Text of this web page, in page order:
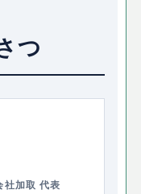
つ
社加取 代表